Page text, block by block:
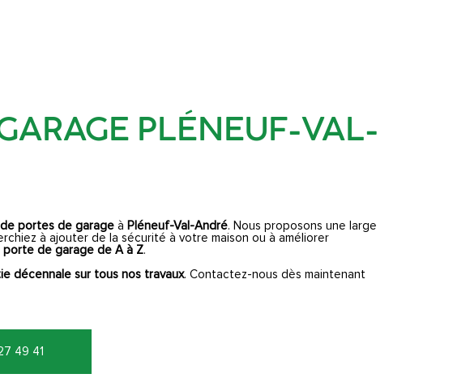
PLÉNEUF-VAL-
portes de garage à Pléneuf-Val-André. Nous proposons une large
à ajouter de la sécurité à votre maison ou à améliorer
de garage de A à Z.
décennale sur tous nos travaux. Contactez-nous dès maintenant
49 41